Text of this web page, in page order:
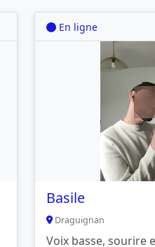
En ligne
Basile
Draguignan
Voix basse, sourire